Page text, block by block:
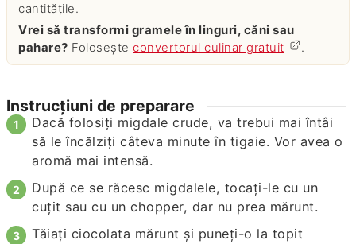
cantitățile.
Vrei să transformi gramele în linguri, căni sau
pahare? Foloseșteconvertorul culinar gratuit .
Instrucțiuni de preparare
Dacă folosiți migdale crude, va trebui mai întâi
să le încălziți câteva minute în tigaie. Vor avea o
aromă mai intensă.
După ce se răcesc migdalele, tocați-le cu un
cuțit sau cu un chopper, dar nu prea mărunt.
Tăiați ciocolata mărunt și puneți-o la topit